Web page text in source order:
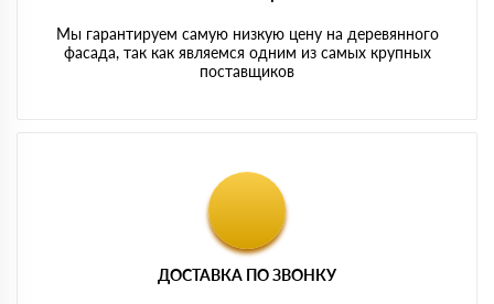
Мы гарантируем самую низкую цену на деревянного
фасада, так как являемся одним из самых крупных
поставщиков
ДОСТАВКА ПО ЗВОНКУ